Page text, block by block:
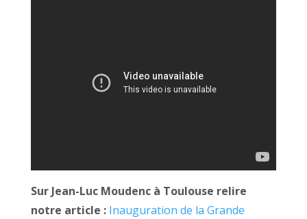
Sur Jean-Luc Moudenc à Toulouse relire
notre article : Inauguration de la Grande